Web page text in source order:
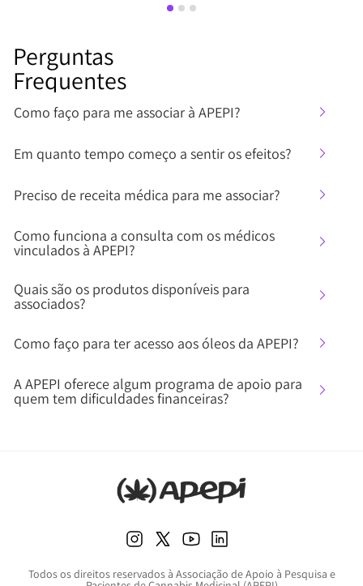
Perguntas
Frequentes
Como faço para me associar à APEPI?
Em quanto tempo começo a sentir os efeitos?
Preciso de receita médica para me associar?
Como funciona a consulta com os médicos
vinculados à APEPI?
Quais são os produtos disponíveis para
associados?
Como faço para ter acesso aos óleos da APEPI?
A APEPI oferece algum programa de apoio para
quem tem dificuldades financeiras?
Todos os direitos reservados à Associação de Apoio à Pesquisa e